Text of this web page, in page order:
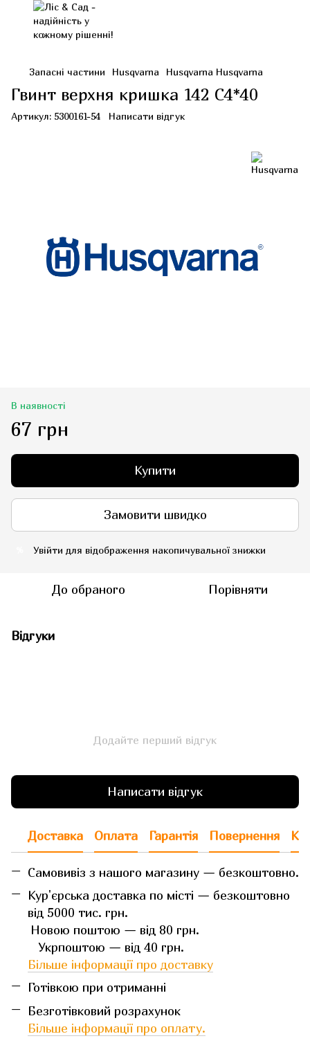
Запасні частини Husqvarna Husqvarna Husqvarna
Гвинт верхня кришка 142 С4*40
Артикул: 5300161-54 Написати відгук
В наявності
67 грн
Купити
Замовити швидко
Увійти для відображення накопичувальної знижки
До обраного Порівняти
Відгуки
Додайте перший відгук
Написати відгук
Доставка Оплата Гарантія Повернення
Самовивіз з нашого магазину — безкоштовно.
Кур'єрська доставка по місті — безкоштовно
від 5000 тис. грн.
Новою поштою — від 80 грн.
Укрпоштою — від 40 грн.
Більше інформації про доставку
Готівкою при отриманні
Безготівковий розрахунок
Більше інформації про оплату.